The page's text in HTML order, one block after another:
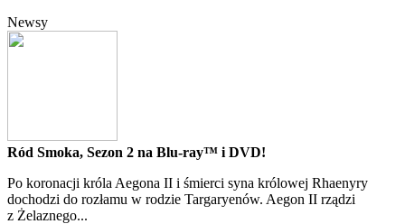
Newsy
Ród Smoka, Sezon 2 na Blu-ray™ i DVD!
Po koronacji króla Aegona II i śmierci syna królowej Rhaenyry
dochodzi do rozłamu w rodzie Targaryenów. Aegon II rządzi
z Żelaznego...